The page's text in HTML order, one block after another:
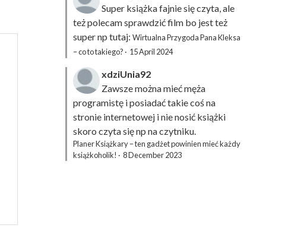
Super książka fajnie się czyta, ale
też polecam sprawdzić film bo jest też
super np tutaj: Wirtualna Przygoda Pana Kleksa
– co to takiego? · 15 April 2024
xdziUnia92
Zawsze można mieć męża
programistę i posiadać takie coś na
stronie internetowej i nie nosić książki
skoro czyta się np na czytniku.
Planer Książkary – ten gadżet powinien mieć każdy
książkoholik! · 8 December 2023